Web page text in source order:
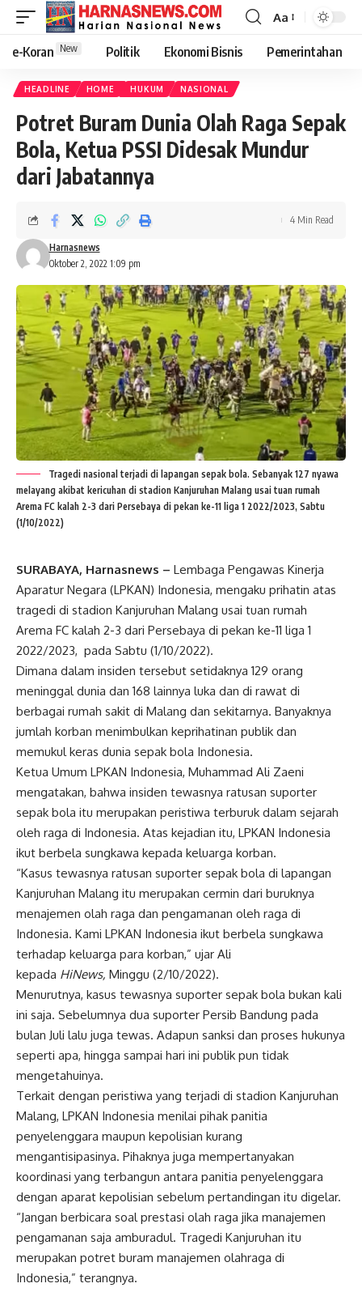
Aa
e-Koran New Politik Ekonomi Bisnis Pemerintahan
HEADLINE HOME HUKUM NASIONAL
Potret Buram Dunia Olah Raga Sepak
Bola, Ketua PSSI Didesak Mundur
dari Jabatannya
Oktober 2, 2022 1:09 pm
Harnasnews
4 Min Read
Tragedi nasional terjadi di lapangan sepak bola. Sebanyak 127 nyawa
melayang akibat kericuhan di stadion Kanjuruhan Malang usai tuan rumah
Arema FC kalah 2-3 dari Persebaya di pekan ke-11 liga 1 2022/2023, Sabtu
(1/10/2022)
SURABAYA, Harnasnews – Lembaga Pengawas Kinerja
Aparatur Negara (LPKAN) Indonesia, mengaku prihatin atas
tragedi di stadion Kanjuruhan Malang usai tuan rumah
Arema FC kalah 2-3 dari Persebaya di pekan ke-11 liga 1
2022/2023, pada Sabtu (1/10/2022).
Dimana dalam insiden tersebut setidaknya 129 orang
meninggal dunia dan 168 lainnya luka dan di rawat di
berbagai rumah sakit di Malang dan sekitarnya. Banyaknya
jumlah korban menimbulkan keprihatinan publik dan
memukul keras dunia sepak bola Indonesia.
Ketua Umum LPKAN Indonesia, Muhammad Ali Zaeni
mengatakan, bahwa insiden tewasnya ratusan suporter
sepak bola itu merupakan peristiwa terburuk dalam sejarah
oleh raga di Indonesia. Atas kejadian itu, LPKAN Indonesia
ikut berbela sungkawa kepada keluarga korban.
“Kasus tewasnya ratusan suporter sepak bola di lapangan
Kanjuruhan Malang itu merupakan cermin dari buruknya
menajemen olah raga dan pengamanan oleh raga di
Indonesia. Kami LPKAN Indonesia ikut berbela sungkawa
terhadap keluarga para korban,” ujar Ali
kepada HiNews, Minggu (2/10/2022).
Menurutnya, kasus tewasnya suporter sepak bola bukan kali
ini saja. Sebelumnya dua suporter Persib Bandung pada
bulan Juli lalu juga tewas. Adapun sanksi dan proses hukunya
seperti apa, hingga sampai hari ini publik pun tidak
mengetahuinya.
Terkait dengan peristiwa yang terjadi di stadion Kanjuruhan
Malang, LPKAN Indonesia menilai pihak panitia
penyelenggara maupun kepolisian kurang
mengantisipasinya. Pihaknya juga mempertanyakan
koordinasi yang terbangun antara panitia penyelenggara
dengan aparat kepolisian sebelum pertandingan itu digelar.
“Jangan berbicara soal prestasi olah raga jika manajemen
pengamanan saja amburadul. Tragedi Kanjuruhan itu
merupakan potret buram manajemen olahraga di
Indonesia,” terangnya.